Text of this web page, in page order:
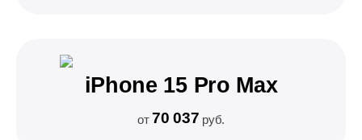
iPhone 15 Pro Max
от70 037 руб.